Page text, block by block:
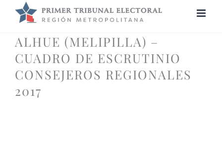
ALHUE (MELIPILLA) –
CUADRO DE ESCRUTINIO
CONSEJEROS REGIONALES
2017